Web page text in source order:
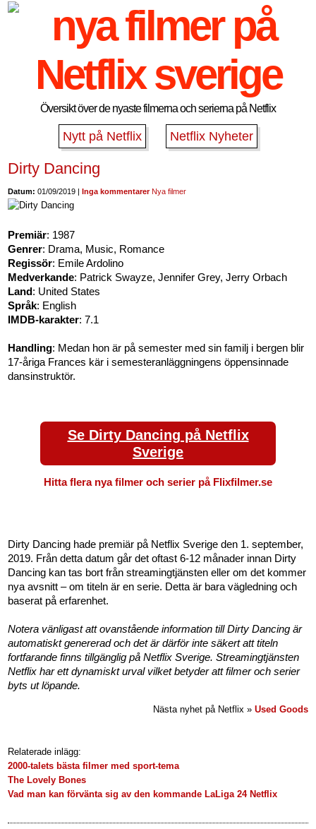
Översikt över de nyaste filmerna och serierna på Netflix
Nytt på Netflix Netflix Nyheter
Dirty Dancing
Datum: 01/09/2019 |Inga kommentarer Nya filmer
Premiär: 1987
Genrer: Drama, Music, Romance
Regissör: Emile Ardolino
Medverkande: Patrick Swayze, Jennifer Grey, Jerry Orbach
Land: United States
Språk: English
IMDB-karakter: 7.1
Handling: Medan hon är på semester med sin familj i bergen blir
17-åriga Frances kär i semesteranläggningens öppensinnade
dansinstruktör.
Se Dirty Dancing på Netflix
Sverige
Hitta flera nya filmer och serier på Flixfilmer.se
Dirty Dancing hade premiär på Netflix Sverige den 1. september,
2019. Från detta datum går det oftast 6-12 månader innan Dirty
Dancing kan tas bort från streamingtjänsten eller om det kommer
nya avsnitt – om titeln är en serie. Detta är bara vägledning och
baserat på erfarenhet.
Notera vänligast att ovanstående information till Dirty Dancing är
automatiskt genererad och det är därför inte säkert att titeln
fortfarande finns tillgänglig på Netflix Sverige. Streamingtjänsten
Netflix har ett dynamiskt urval vilket betyder att filmer och serier
byts ut löpande.
Nästa nyhet på Netflix » Used Goods
Relaterade inlägg:
2000-talets bästa filmer med sport-tema
The Lovely Bones
Vad man kan förvänta sig av den kommande LaLiga 24 Netflix